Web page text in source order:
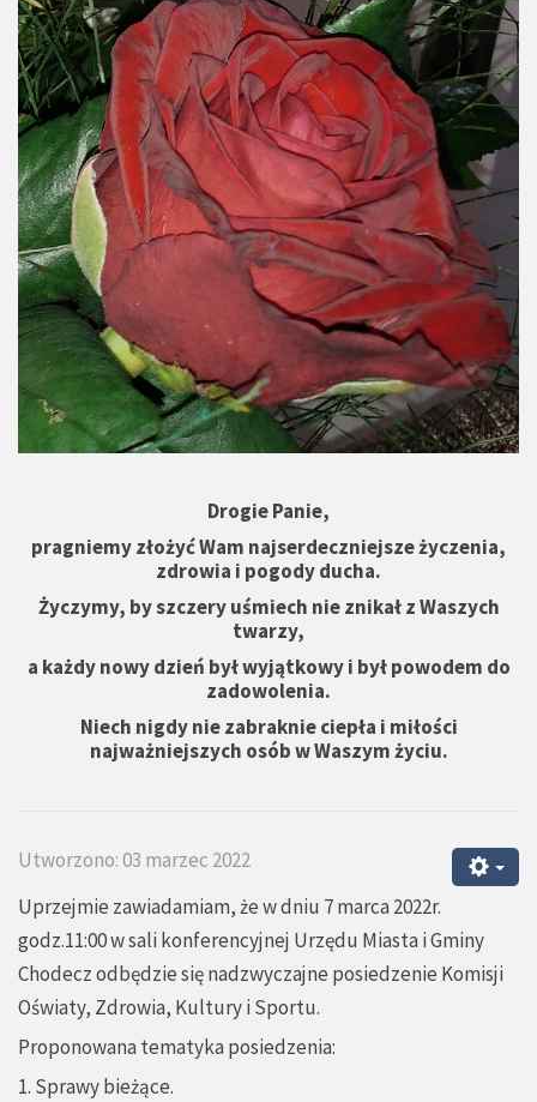
Drogie Panie,
pragniemy złożyć Wam najserdeczniejsze życzenia,
zdrowia i pogody ducha.
Życzymy, by szczery uśmiech nie znikał z Waszych
twarzy,
a każdy nowy dzień był wyjątkowy i był powodem do
zadowolenia.
Niech nigdy nie zabraknie ciepła i miłości
najważniejszych osób w Waszym życiu.
Utworzono: 03 marzec 2022
Uprzejmie zawiadamiam, że w dniu 7 marca 2022r.
godz.11:00 w sali konferencyjnej Urzędu Miasta i Gminy
Chodecz odbędzie się nadzwyczajne posiedzenie Komisji
Oświaty, Zdrowia, Kultury i Sportu.
Proponowana tematyka posiedzenia:
1. Sprawy bieżące.